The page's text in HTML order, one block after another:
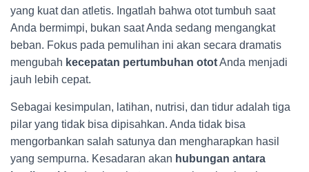
yang kuat dan atletis. Ingatlah bahwa otot tumbuh saat
Anda bermimpi, bukan saat Anda sedang mengangkat
beban. Fokus pada pemulihan ini akan secara dramatis
mengubah kecepatan pertumbuhan ototAnda menjadi
jauh lebih cepat.
Sebagai kesimpulan, latihan, nutrisi, dan tidur adalah tiga
pilar yang tidak bisa dipisahkan. Anda tidak bisa
mengorbankan salah satunya dan mengharapkan hasil
yang sempurna. Kesadaran akan hubungan antara